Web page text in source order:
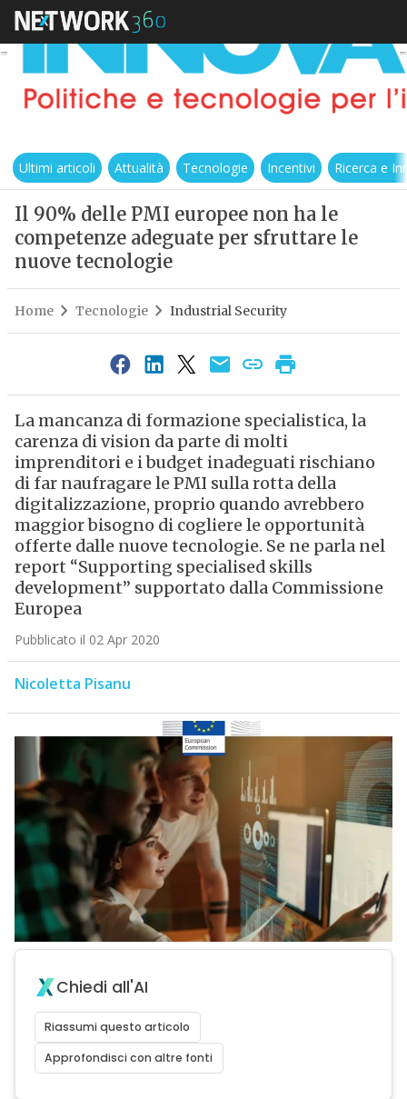
Ultimi articoli Attualità Tecnologie Incentivi Ricerca e
Il 90% delle PMI europee non ha le
competenze adeguate per sfruttare le
nuove tecnologie
Home Tecnologie Industrial Security
La mancanza di formazione specialistica, la
carenza di vision da parte di molti
imprenditori e i budget inadeguati rischiano
di far naufragare le PMI sulla rotta della
digitalizzazione, proprio quando avrebbero
maggior bisogno di cogliere le opportunità
offerte dalle nuove tecnologie. Se ne parla nel
report “Supporting specialised skills
development” supportato dalla Commissione
Europea
Pubblicato il 02 Apr 2020
Nicoletta Pisanu
Chiedi all'AI
Riassumi questo articolo
Approfondisci con altre fonti